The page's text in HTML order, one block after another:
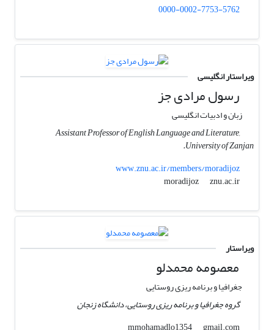
0000-0002-7753-5762
ویراستار انگلیسی
رسول مرادی جز
زبان و ادبیات انگلیسی
Assistant Professor of English Language and Literature,
University of Zanjan.
www.znu.ac.ir/members/moradijoz
moradijoz
znu.ac.ir
ویراستار
معصومه محمدلو
جغرافیا و برنامه ریزی روستایی
گروه جغرافیا و برنامه ریزی روستایی، دانشگاه زنجان